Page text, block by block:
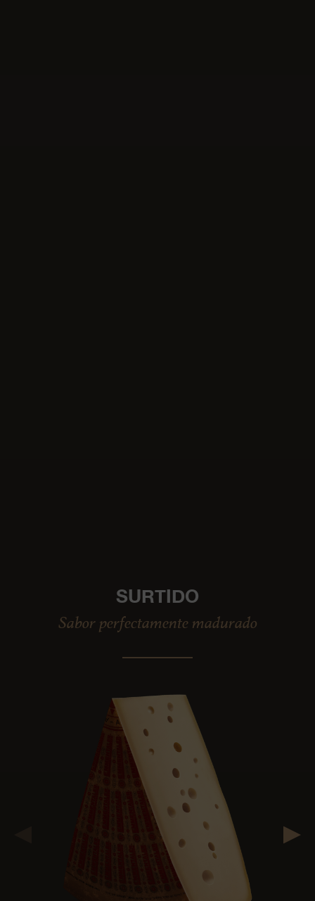
SURTIDO
Sabor perfectamente madurado